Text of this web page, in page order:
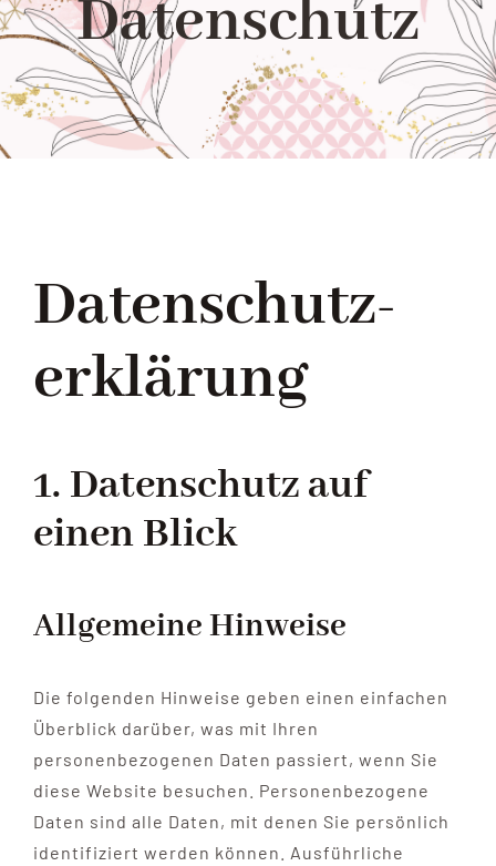
Shop
Ratgeber
Kontakt
Datenschutz
Datenschutz­
erklärung
1. Datenschutz auf
einen Blick
Allgemeine Hinweise
Die folgenden Hinweise geben einen einfachen
Überblick darüber, was mit Ihren
personenbezogenen Daten passiert, wenn Sie
diese Website besuchen. Personenbezogene
Daten sind alle Daten, mit denen Sie persönlich
identifiziert werden können. Ausführliche